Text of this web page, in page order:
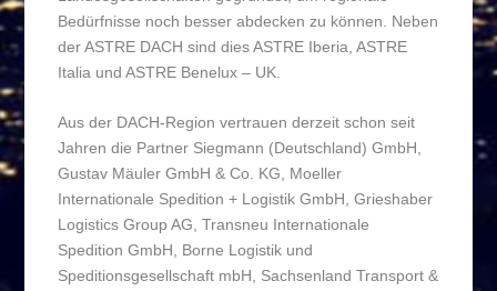
Bedürfnisse noch besser abdecken zu können. Neben
der ASTRE DACH sind dies ASTRE Iberia, ASTRE
Italia und ASTRE Benelux – UK.
Aus der DACH-Region vertrauen derzeit schon seit
Jahren die Partner Siegmann (Deutschland) GmbH,
Gustav Mäuler GmbH & Co. KG, Moeller
Internationale Spedition + Logistik GmbH, Grieshaber
Logistics Group AG, Transneu Internationale
Spedition GmbH, Borne Logistik und
Speditionsgesellschaft mbH, Sachsenland Transport &